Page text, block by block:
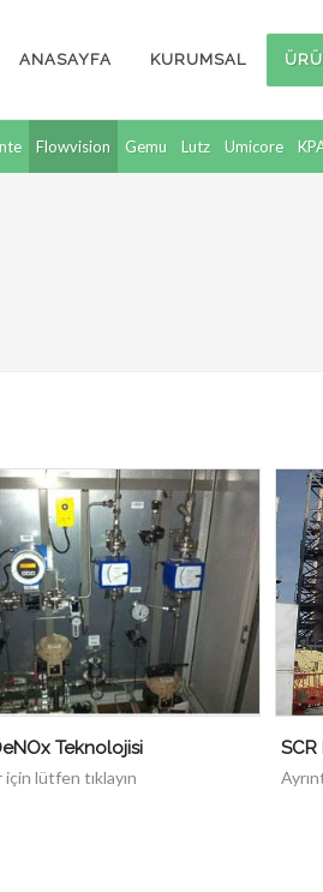
ANASAYFA KURUMSAL
Flowvision Gemu Lutz Umicore
Teknolojisi
için lütfen tıklayın